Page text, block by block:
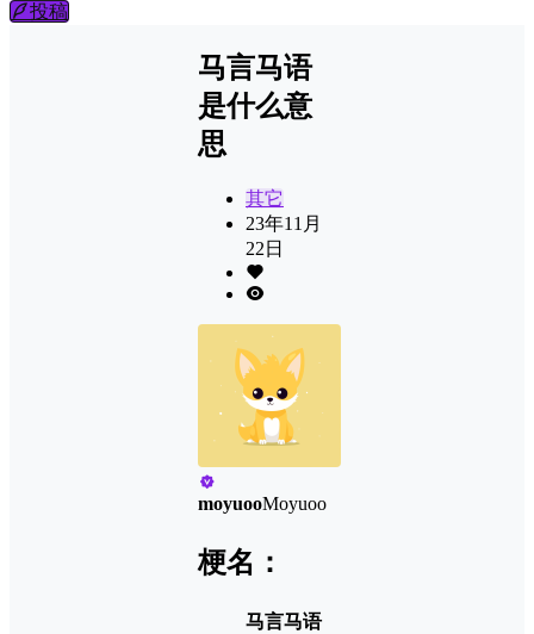
投稿
马言马语
是什么意
思
其它
23年11月
22日
moyuooMoyuoo
梗名：
马言马语